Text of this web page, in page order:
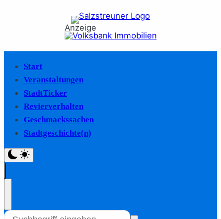
Anzeige
Start
Veranstaltungen
StadtTicker
Revierverhalten
Geschmackssachen
Stadtgeschichte(n)